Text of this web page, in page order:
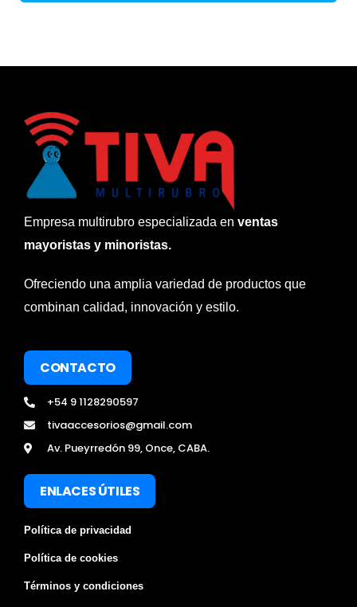
Empresa multirubro especializada en ventas
mayoristas y minoristas.
Ofreciendo una amplia variedad de productos que
combinan calidad, innovación y estilo.
CONTACTO
+54 9 1128290597
tivaaccesorios@gmail.com
Av. Pueyrredón 99, Once, CABA.
ENLACES ÚTILES
Política de privacidad
Política de cookies
Términos y condiciones